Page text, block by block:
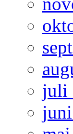
juli